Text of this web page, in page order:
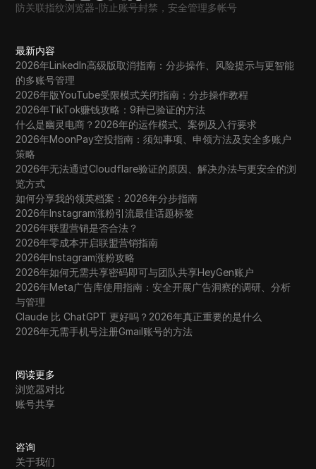
防关联指纹浏览器-防止账号封禁，安全管理多帐号
最新内容
2026年LinkedIn高级版取消指南：分步操作、风险提示与更智能
的多账号管理
2026年版YouTube受限模式关闭指南：分步操作教程
2026年TikTok赚钱攻略：9种已验证的方法
什么是幽灵电商？2026年的运作模式、案例及入行要求
2026年MoonPay空投指南：须知事项、申领方法及安全多账户
策略
2026年无法通过Cloudflare验证的原因、解决办法与更安全的浏
览方式
如何分享我的领英档案：2026年分步指南
2026年Instagram涨粉引流最佳话题标签
2026年联盟营销是否合法？
2026年零成本开启联盟营销指南
2026年Instagram涨粉攻略
2026年如何无需共享密码即可与团队共享HeyGen账户
2026年Meta广告库使用指南：安全开展广告洞察的调研、分析
与管理
Claude 比 ChatGPT 更好吗？2026年真正重要的是什么
2026年无需手机号注册Gmail账号的方法
阅读更多
浏览器对比
账号共享
咨询
关于我们